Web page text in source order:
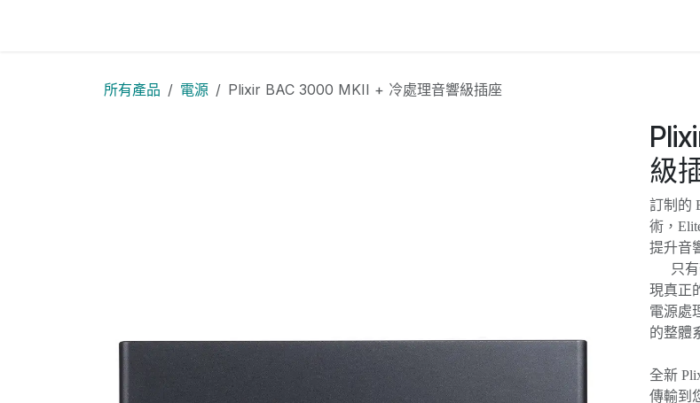
所有產品 電源 Plixir BAC 3000 MKII + 冷處理音響級插座
級
訂制的
術，
提升音
只有
現真正
電源處
的整體
全新
傳輸到